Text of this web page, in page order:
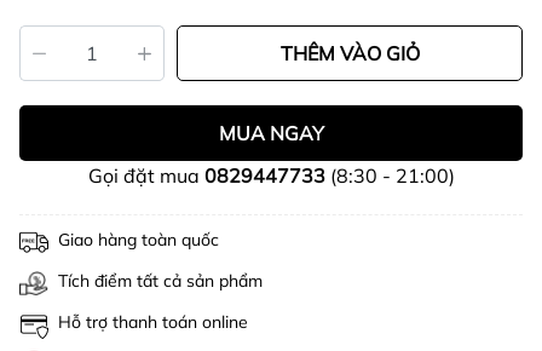
THÊM VÀO GIỎ
MUA NGAY
Gọi đặt mua 0829447733(8:30 - 21:00)
Giao hàng toàn quốc
Tích điểm tất cả sản phẩm
Hỗ trợ thanh toán online